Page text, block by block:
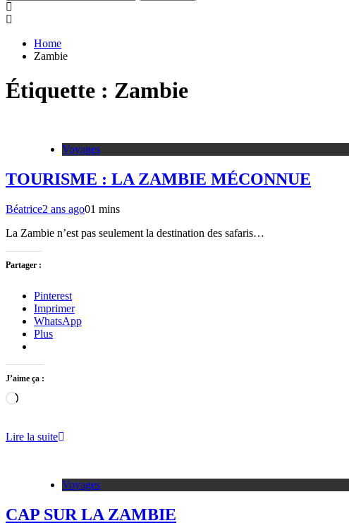
Home
Zambie
Étiquette : Zambie
Voyages
TOURISME : LA ZAMBIE MÉCONNUE
Béatrice2 ans ago01 mins
La Zambie n’est pas seulement la destination des safaris…
Partager :
Pinterest
Imprimer
WhatsApp
Plus
J’aime ça :
Chargement…
Lire la suite
Voyages
CAP SUR LA ZAMBIE